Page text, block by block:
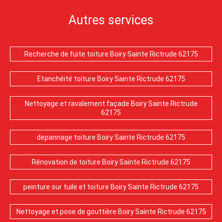
Autres services
Recherche de fuite toiture Boiry Sainte Rictrude 62175
Etanchéité toiture Boiry Sainte Rictrude 62175
Nettoyage et ravalement façade Boiry Sainte Rictrude
62175
depannage toiture Boiry Sainte Rictrude 62175
Rénovation de toiture Boiry Sainte Rictrude 62175
peinture sur tuile et toiture Boiry Sainte Rictrude 62175
Nettoyage et pose de gouttière Boiry Sainte Rictrude 62175